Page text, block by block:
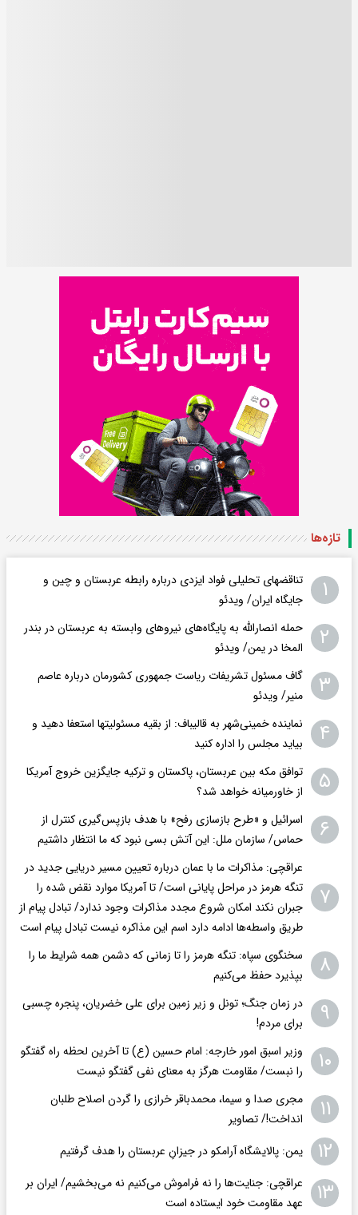
تازه‌ها
۱
تناقضهای تحلیلی فواد ایزدی درباره رابطه عربستان و چین و
جایگاه ایران/ ویدئو
۲
حمله انصارالله به پایگاه‌های نیروهای وابسته به عربستان در بندر
المخا در یمن/ ویدئو
۳
گاف مسئول تشریفات ریاست جمهوری کشورمان درباره عاصم
منیر/ ویدئو
۴
نماینده خمینی‌شهر به قالیباف: از بقیه مسئولیتها استعفا دهید و
بیاید مجلس را اداره کنید
۵
توافق مکه بین عربستان، پاکستان و ترکیه جایگزین خروج آمریکا
از خاورمیانه خواهد شد؟
۶
اسرائیل و «طرح بازسازی رفح» با هدف بازپس‌گیری کنترل از
حماس/ سازمان ملل: این آتش بسی نبود که ما انتظار داشتیم
۷
عراقچی: مذاکرات ما با عمان درباره تعیین مسیر دریایی جدید در
تنگه هرمز در مراحل پایانی است/ تا آمریکا موارد نقض شده را
جبران نکند امکان شروع مجدد مذاکرات وجود ندارد/ تبادل پیام از
طریق واسطه‌ها ادامه دارد اسم این مذاکره نیست تبادل پیام است
۸
سخنگوی سپاه: تنگه هرمز را تا زمانی که دشمن همه‌ شرایط ما را
بپذیرد حفظ می‌کنیم
۹
در زمان جنگ؛ تونل و زیر زمین برای علی خضریان، پنجره چسبی
برای مردم!
۱۰
وزیر اسبق امور خارجه: امام حسین (ع) تا آخرین لحظه راه گفتگو
را نبست/ مقاومت هرگز به معنای نفی گفتگو نیست
۱۱
مجری صدا و سیما، محمدباقر خرازی را گردن اصلاح طلبان
انداخت!/ تصاویر
۱۲ یمن: پالایشگاه آرامکو در جیزانِ عربستان را هدف گرفتیم
۱۳
عراقچی: جنایت‌ها را نه فراموش می‌کنیم نه می‌بخشیم/ ایران بر
عهد مقاومت خود ایستاده است